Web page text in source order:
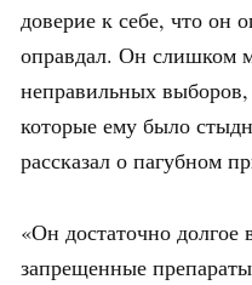
доверие к себе, что он
оправдал. Он слишком
неправильных
которые ему было
рассказал о пагубном
«Он достаточно долгое
запрещенные